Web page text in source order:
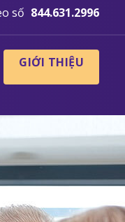
số 844.631.2996
GIỚI THIỆU